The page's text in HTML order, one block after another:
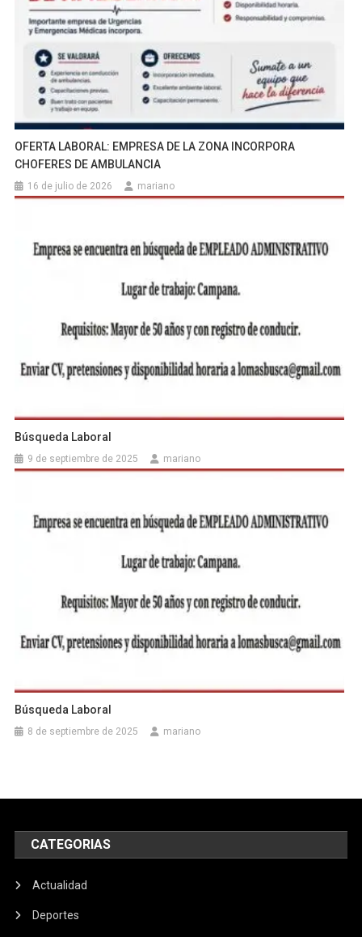
OFERTA LABORAL: EMPRESA DE LA ZONA INCORPORA
CHOFERES DE AMBULANCIA
16 de julio de 2026 mariano
Búsqueda Laboral
9 de septiembre de 2025 mariano
Búsqueda Laboral
8 de septiembre de 2025 mariano
CATEGORIAS
Actualidad
Deportes